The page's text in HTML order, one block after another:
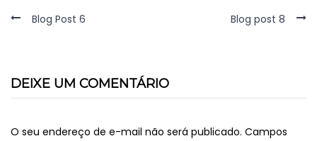
Navegação
Blog Post 6 Blog post 8
DEIXE UM COMENTÁRIO
O seu endereço de e-mail não será publicado. Campos